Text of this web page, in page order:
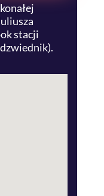
stacji